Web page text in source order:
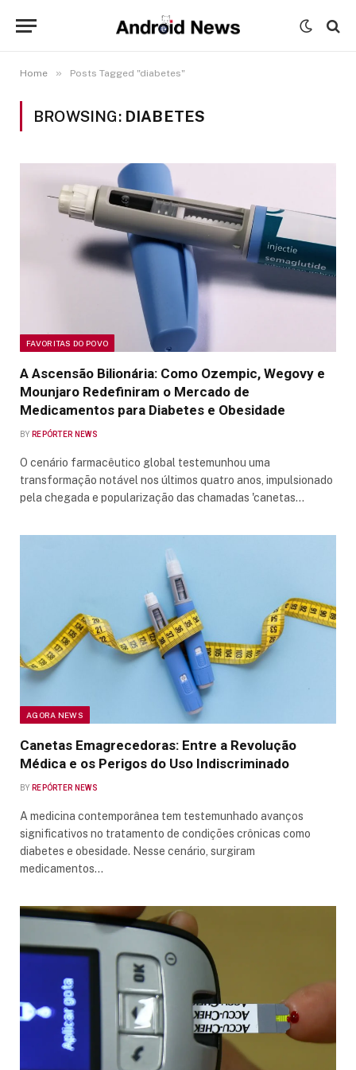
Home » Posts Tagged "diabetes"
BROWSING: DIABETES
FAVORITAS DO POVO
A Ascensão Bilionária: Como Ozempic, Wegovy e
Mounjaro Redefiniram o Mercado de
Medicamentos para Diabetes e Obesidade
BY REPÓRTER NEWS
O cenário farmacêutico global testemunhou uma
transformação notável nos últimos quatro anos, impulsionado
pela chegada e popularização das chamadas 'canetas…
AGORA NEWS
Canetas Emagrecedoras: Entre a Revolução
Médica e os Perigos do Uso Indiscriminado
BY REPÓRTER NEWS
A medicina contemporânea tem testemunhado avanços
significativos no tratamento de condições crônicas como
diabetes e obesidade. Nesse cenário, surgiram
medicamentos…